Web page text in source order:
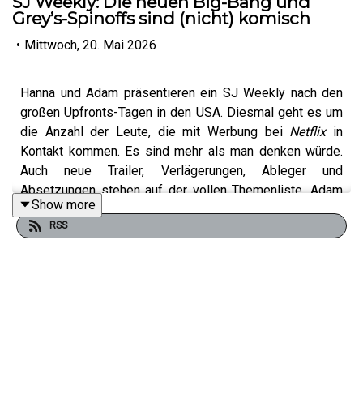
Grey’s-Spinoffs sind (nicht) komisch
• Mittwoch, 20. Mai 2026
Hanna und Adam präsentieren ein SJ Weekly nach den
großen Upfronts-Tagen in den USA. Diesmal geht es um
die Anzahl der Leute, die mit Werbung bei Netflixin
Kontakt kommen. Es sind mehr als man denken würde.
Auch neue Trailer, Verlägerungen, Ableger und
Absetzungen stehen auf der vollen Themenliste. Adam
freut sich derweil darauf, dass eine kommende Marvel-
Serie endlich einen Starttermin hat. Wir sind entzückt,
Show more
RSS